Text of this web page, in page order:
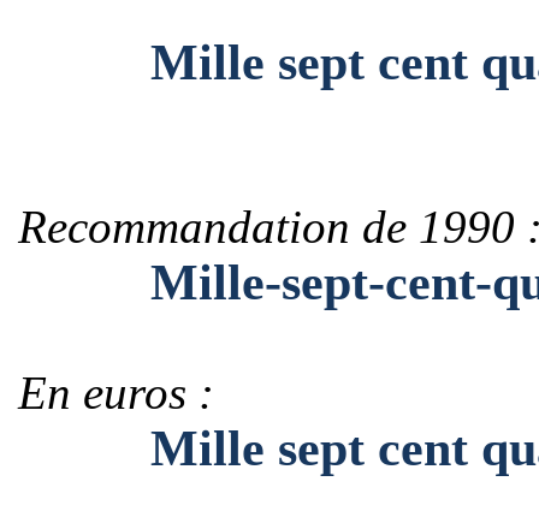
Mille sept cent
Recommandation de 1990
Mille-sept-cent-
En euros :
Mille sept cent